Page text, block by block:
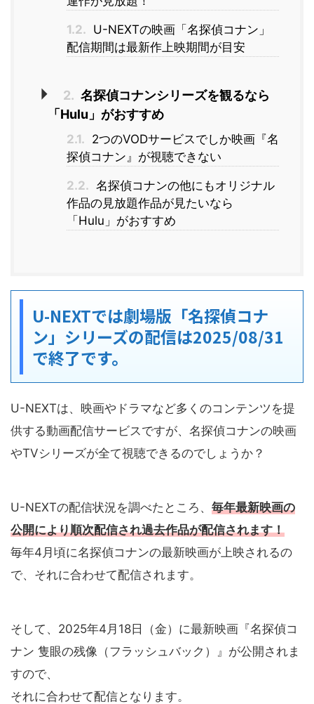
1.2. U-NEXTの映画「名探偵コナン」
配信期間は最新作上映期間が目安
2. 名探偵コナンシリーズを観るなら
「Hulu」がおすすめ
2.1. 2つのVODサービスでしか映画『名
探偵コナン』が視聴できない
2.2. 名探偵コナンの他にもオリジナル
作品の見放題作品が見たいなら
「Hulu」がおすすめ
U-NEXTでは劇場版「名探偵コナ
ン」シリーズの配信は2025/08/31
で終了です。
U-NEXTは、映画やドラマなど多くのコンテンツを提
供する動画配信サービスですが、名探偵コナンの映画
やTVシリーズが全て視聴できるのでしょうか？
U-NEXTの配信状況を調べたところ、 毎年最新映画の
公開により順次配信され過去作品が配信されます！
毎年4月頃に名探偵コナンの最新映画が上映されるの
で、それに合わせて配信されます。
そして、2025年4月18日（金）に最新映画『名探偵コ
ナン 隻眼の残像（フラッシュバック）』が公開されま
すので、
それに合わせて配信となります。